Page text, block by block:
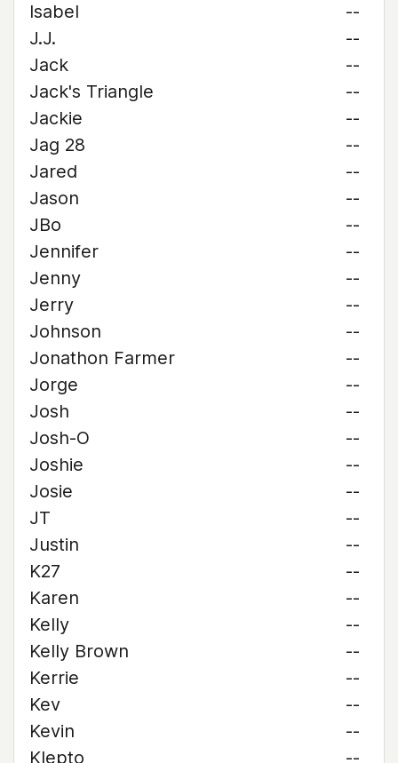
Isabel
--
J.J.
--
Jack
--
Jack's Triangle
--
Jackie
--
Jag 28
--
Jared
--
Jason
--
JBo
--
Jennifer
--
Jenny
--
Jerry
--
Johnson
--
Jonathon Farmer
--
Jorge
--
Josh
--
Josh-O
--
Joshie
--
Josie
--
JT
--
Justin
--
K27
--
Karen
--
Kelly
--
Kelly Brown
--
Kerrie
--
Kev
--
Kevin
--
Klepto
--